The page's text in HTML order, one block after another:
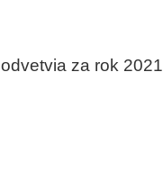
za rok 2021